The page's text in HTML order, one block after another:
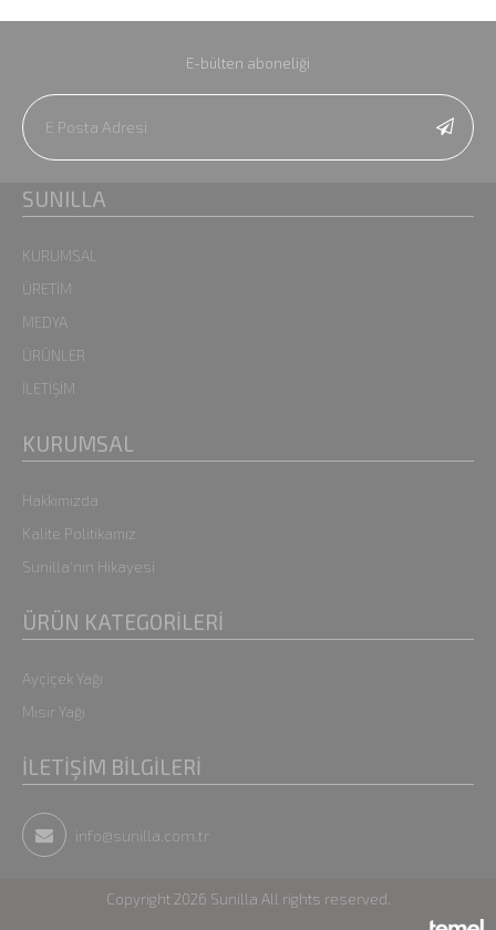
E-bülten aboneliği
SUNILLA
KURUMSAL
ÜRETİM
MEDYA
ÜRÜNLER
İLETİŞİM
KURUMSAL
Hakkımızda
Kalite Politikamız
Sunilla'nın Hikayesi
ÜRÜN KATEGORİLERİ
Ayçiçek Yağı
Mısır Yağı
İLETİŞİM BİLGİLERİ
info@sunilla.com.tr
Copyright 2026 Sunilla All rights reserved.